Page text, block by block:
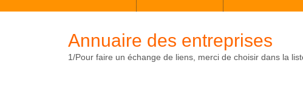
Annuaire des entreprises
1/Pour faire un échange de liens, merci de choisir dans la